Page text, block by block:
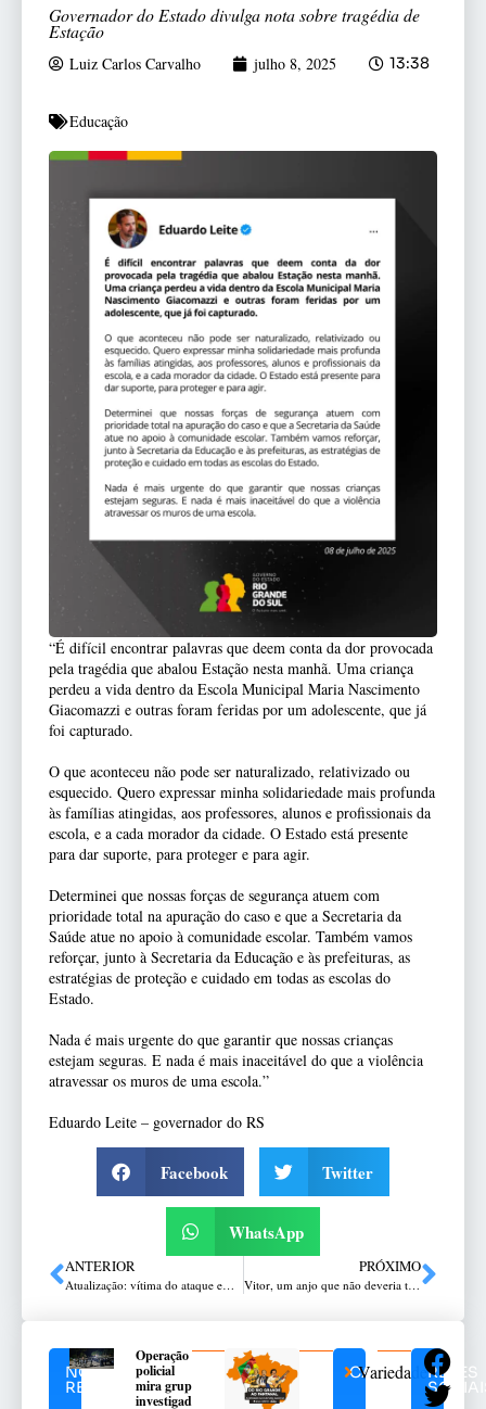
Governador do Estado divulga nota sobre tragédia de
Estação
Luiz Carlos Carvalho julho 8, 2025 13:38
Educação
“É difícil encontrar palavras que deem conta da dor provocada
pela tragédia que abalou Estação nesta manhã. Uma criança
perdeu a vida dentro da Escola Municipal Maria Nascimento
Giacomazzi e outras foram feridas por um adolescente, que já
foi capturado.
O que aconteceu não pode ser naturalizado, relativizado ou
esquecido. Quero expressar minha solidariedade mais profunda
às famílias atingidas, aos professores, alunos e profissionais da
escola, e a cada morador da cidade. O Estado está presente
para dar suporte, para proteger e para agir.
Determinei que nossas forças de segurança atuem com
prioridade total na apuração do caso e que a Secretaria da
Saúde atue no apoio à comunidade escolar. Também vamos
reforçar, junto à Secretaria da Educação e às prefeituras, as
estratégias de proteção e cuidado em todas as escolas do
Estado.
Nada é mais urgente do que garantir que nossas crianças
estejam seguras. E nada é mais inaceitável do que a violência
atravessar os muros de uma escola.”
Eduardo Leite – governador do RS
Facebook Twitter
WhatsApp
ANTERIOR
Atualização: vítima do ataque em escola de Estação (RS) não era irmão do agressor, apontam novas informações
PRÓXIMO
Vitor, um anjo que não deveria ter partido assim
NOTÍCIAS
RELACIONADAS
Operação
policial
mira grupo
investigado
CATEGORIAS
VariedadesREDES